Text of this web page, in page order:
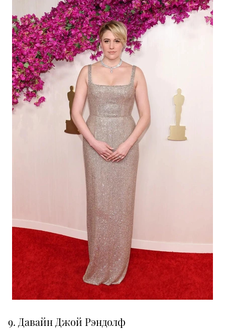
9. Давайн Джой Рэндолф